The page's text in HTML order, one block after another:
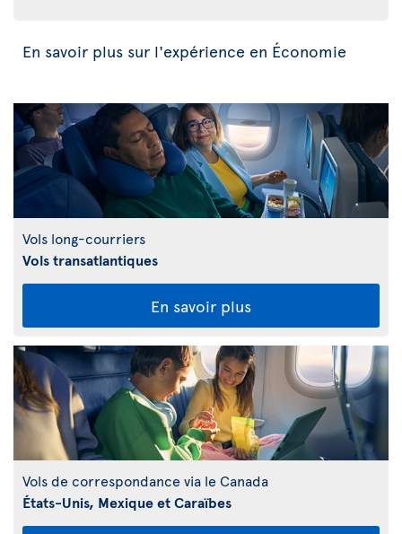
En savoir plus sur l'expérience en Économie
Vols long-courriers
Vols transatlantiques
En savoir plus
Vols de correspondance via le Canada
États-Unis, Mexique et Caraïbes